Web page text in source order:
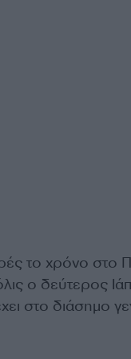
το χρόνο στο
ο δεύτερος
στο διάσημο